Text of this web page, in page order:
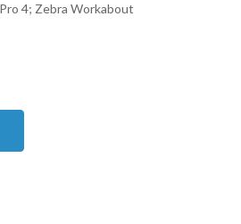
4; Zebra Workabout